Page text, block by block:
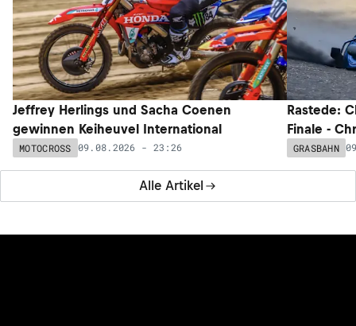
Alle Artikel
Jeffrey Herlings und Sacha Coenen
gewinnen Keiheuvel International
MOTOCROSS 09.08.2026 - 23:26
Rastede:
Finale -
GRASBAHN